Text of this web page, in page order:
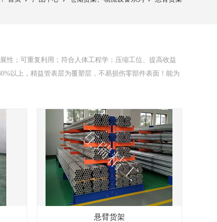
性；可重复利用；符合人体工程学；压缩工位、提高收益
以上，精益管表层为覆塑层，不易损伤零部件表面！能为
悬臂货架